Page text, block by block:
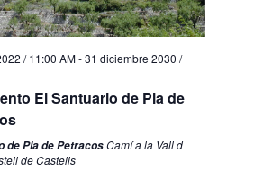
/ 11:00 AM-31 diciembre 2030 /
El Santuario de Pla de
de Pla de PetracosCamí a la Vall d
de Castells